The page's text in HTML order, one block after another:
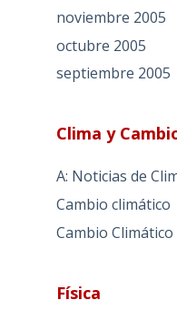
noviembre 2005
octubre 2005
septiembre 2005
Clima y
A: Noticias de
Cambio climático
Cambio
Física